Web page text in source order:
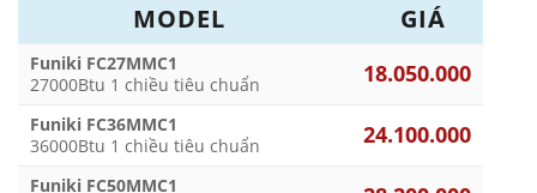
MODEL GIÁ
Funiki FC27MMC1
27000Btu 1 chiều tiêu chuẩn
18.050.000
Funiki FC36MMC1
36000Btu 1 chiều tiêu chuẩn
24.100.000
Funiki FC50MMC1